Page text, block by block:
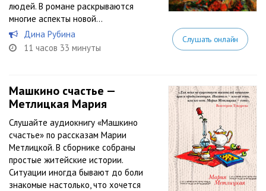
людей. В романе раскрываются
многие аспекты новой...
Дина Рубина
11 часов 33 минуты
Слушать онлайн
Машкино счастье —
Метлицкая Мария
Слушайте аудиокнигу «Машкино
счастье» по рассказам Марии
Метлицкой. В сборнике собраны
простые житейские истории.
Ситуации иногда бывают до боли
знакомые настолько, что хочется